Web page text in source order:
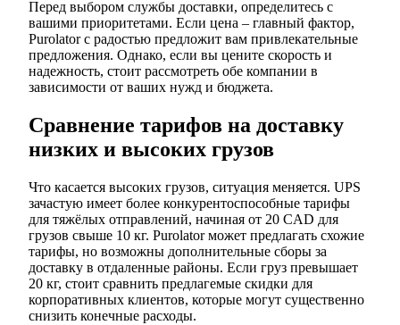
Перед выбором службы доставки, определитесь с
вашими приоритетами. Если цена – главный фактор,
Purolator с радостью предложит вам привлекательные
предложения. Однако, если вы цените скорость и
надежность, стоит рассмотреть обе компании в
зависимости от ваших нужд и бюджета.
Сравнение тарифов на доставку
низких и высоких грузов
Что касается высоких грузов, ситуация меняется. UPS
зачастую имеет более конкурентоспособные тарифы
для тяжёлых отправлений, начиная от 20 CAD для
грузов свыше 10 кг. Purolator может предлагать схожие
тарифы, но возможны дополнительные сборы за
доставку в отдаленные районы. Если груз превышает
20 кг, стоит сравнить предлагемые скидки для
корпоративных клиентов, которые могут существенно
снизить конечные расходы.